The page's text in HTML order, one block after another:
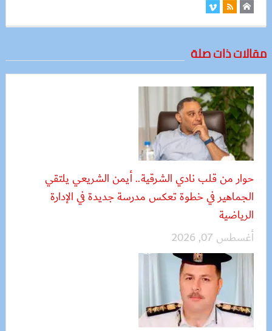
مقالات ذات صلة
حوار من قلب نادي الشرقية.. أيمن الشريعي يلتقي
الجماهير في خطوة تعكس مدرسة جديدة في الإدارة
الرياضية
أغسطس 07, 2026